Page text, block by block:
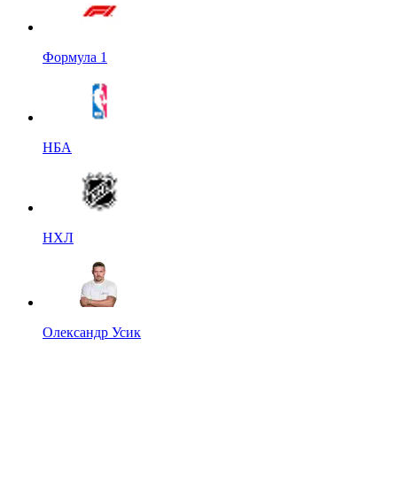
Формула 1
НБА
НХЛ
Олександр Усик